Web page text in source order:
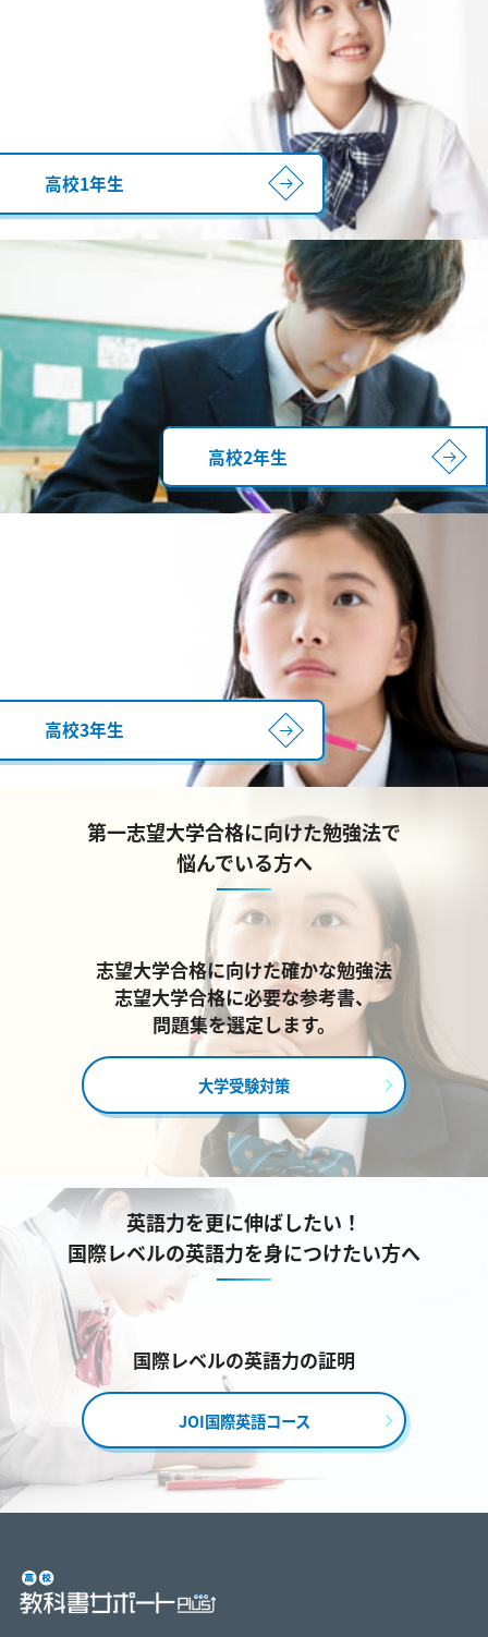
高校1年生
高校2年生
高校3年生
第一志望大学合格に向けた勉強法で
悩んでいる方へ
志望大学合格に向けた確かな勉強法
志望大学合格に必要な参考書、
問題集を選定します。
大学受験対策
英語力を更に伸ばしたい！
国際レベルの英語力を身につけたい方へ
国際レベルの英語力の証明
JOI国際英語コース